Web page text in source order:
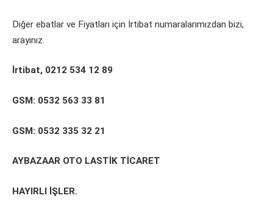
Diğer ebatlar ve Fiyatları için İrtibat numaralarımızdan bizi,
arayınız.
İrtibat, 0212 534 12 89
GSM: 0532 563 33 81
GSM: 0532 335 32 21
AYBAZAAR OTO LASTİK TİCARET
HAYIRLI İŞLER.